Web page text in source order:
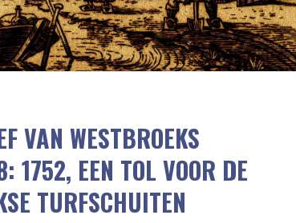
VAN WESTBROEKS
1752, EEN TOL VOOR DE
TURFSCHUITEN